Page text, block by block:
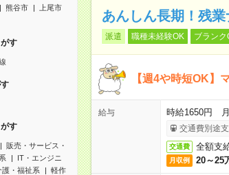
熊谷市
上尾市
す
す
販売・サービス・
IT・エンジニ
護・福祉系
軽作
あんしん長期！残
派遣 職種未経験OK ブランク
【週4や時短OK】
給与 時給1650円
交通費別途
交通費 全額支
月収例 20～25